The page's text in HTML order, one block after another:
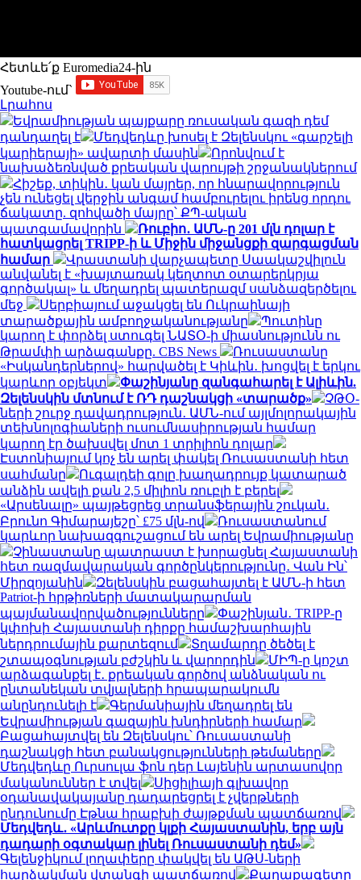
Հետևե՛ք Euromedia24-ին
Youtube-ում`
Լրահոս
Եվրամիության պայքարը ռուսական գազի դեմ
դանդաղել է
Մեդվեդևը խոսել է Զելենսկու «գարշելի
կարիերայի» ավարտի մասին
Որոնվում է
նախաձեռնված քրեական վարույթի շրջանակներում
Հիշեք, տիկին․ կան մայրեր, որ հնարավորություն
չեն ունեցել վերջին անգամ համբուրելու իրենց որդու
ճակատը. զոհվածի մայրը՝ ՔՊ-ական
պատգամավորին
Ռուբիո․ ԱՄՆ-ը 201 մլն դոլար է
հատկացրել TRIPP-ի և Միջին միջանցքի զարգացման
համար
Վրաստանի վարչապետը Սաակաշվիլուն
անվանել է «խայտառակ կեղտոտ օտարերկրյա
գործակալ» և մեղադրել պատերազմ սանձազերծելու
մեջ
Սերբիայում աջակցել են Ուկրաինայի
տարածքային ամբողջականությանը
Պուտինը
կարող է փորձել ստուգել ՆԱՏՕ-ի միասնությունն ու
Թրամփի արձագանքը. CBS News
Ռուսաստանը
«Իսկանդերներով» հարվածել է Կիևին․ խոցվել է երկու
կարևոր օբյեկտ
Փաշինյանը զանգահարել է Ալիևին.
Զելենսկին մտնում է ՌԴ դաշնակցի «տարածք»
ՉԹՕ-
ների շուրջ դավադրություն․ ԱՄՆ-ում այլմոլորակային
տեխնոլոգիաների ուսումնասիրության համար
կարող էր ծախսվել մոտ 1 տրիլիոն դոլար
Էստոնիայում կոչ են արել փակել Ռուսաստանի հետ
սահմանը
Ուգալդեի գոլը խաղադրույք կատարած
անձին ավելի քան 2,5 միլիոն ռուբլի է բերել
«Արսենալը» պայթեցրեց տրանսֆերային շուկան․
Բրունո Գիմարայեշը՝ £75 մլն-ով
Ռուսաստանում
կարևոր նախազգուշացում են արել Եվրամիությանը
Չինաստանը պատրաստ է խորացնել Հայաստանի
հետ ռազմավարական գործընկերությունը․ Վան Ին՝
Միրզոյանին
Զելենսկին բացահայտել է ԱՄՆ-ի հետ
Patriot-ի հրթիռների մատակարարման
պայմանավորվածությունները
Փաշինյան․ TRIPP-ը
կփոխի Հայաստանի դիրքը համաշխարհային
ներդրումային քարտեզում
Տղամարդը ծեծել է
շտապօգնության բժշկին և վարորդին
ՄԻՊ-ը կոշտ
արձագանքել է․ քրեական գործով անձնական ու
ընտանեկան տվյալների հրապարակումն
անընդունելի է
Գերմանիային մեղադրել են
Եվրամիության գազային խնդիրների համար
Բացահայտվել են Զելենսկու՝ Ռուսաստանի
դաշնակցի հետ բանակցությունների թեմաները
Մեդվեդևը Ուրսուլա ֆոն դեր Լայենին արտասովոր
մականուններ է տվել
Սիցիլիայի գլխավոր
օդանավակայանը դադարեցրել է չվերթների
ընդունումը Էթնա հրաբխի ժայթքման պատճառով
Մեդվեդև․ «Արևմուտքը կլքի Հայաստանին, երբ այն
դադարի օգտակար լինել Ռուսաստանի դեմ»
Գելենջիկում լողափերը փակվել են ԱԹՍ-ների
հարձակման վտանգի պատճառով
Քաղաքագետը